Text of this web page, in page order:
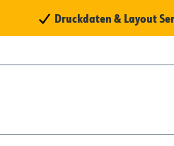
Druckdaten & Layout